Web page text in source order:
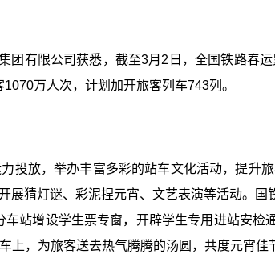
团有限公司获悉，截至3月2日，全国铁路春
万人次，计划加开旅客列车743列。
投放，举办丰富多彩的站车文化活动，提升
展猜灯谜、彩泥捏元宵、文艺表演等活动。
站增设学生票专窗，开辟学生专用进站安检
，为旅客送去热气腾腾的汤圆，共度元宵佳